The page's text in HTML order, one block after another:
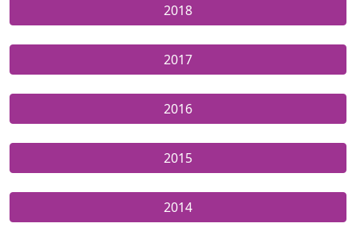
2018
2017
2016
2015
2014